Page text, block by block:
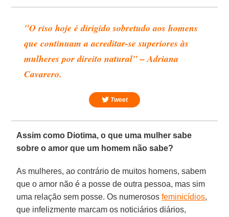
"O riso hoje é dirigido sobretudo aos homens
que continuam a acreditar-se superiores às
mulheres por direito natural" – Adriana
Cavarero.
Tweet
Assim como Diotima, o que uma mulher sabe
sobre o amor que um homem não sabe?
As mulheres, ao contrário de muitos homens, sabem
que o amor não é a posse de outra pessoa, mas sim
uma relação sem posse. Os numerososfeminicídios,
que infelizmente marcam os noticiários diários,